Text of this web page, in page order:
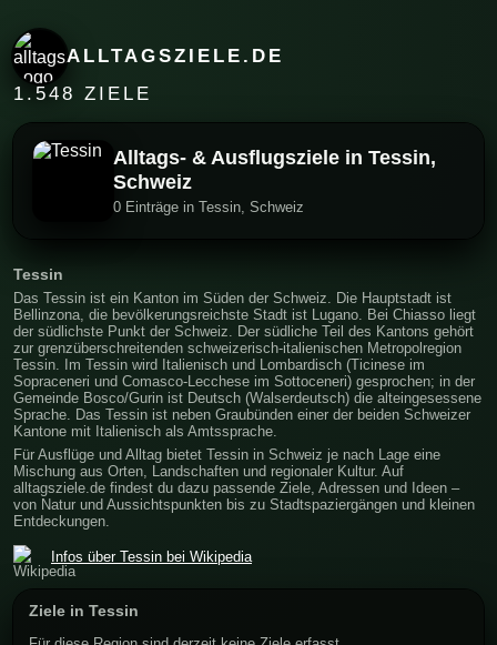
ALLTAGSZIELE.DE
1.548 ZIELE
Alltags- & Ausflugsziele in Tessin,
Schweiz
0 Einträge in Tessin, Schweiz
Tessin
Das Tessin ist ein Kanton im Süden der Schweiz. Die Hauptstadt ist
Bellinzona, die bevölkerungsreichste Stadt ist Lugano. Bei Chiasso liegt
der südlichste Punkt der Schweiz. Der südliche Teil des Kantons gehört
zur grenzüberschreitenden schweizerisch-italienischen Metropolregion
Tessin. Im Tessin wird Italienisch und Lombardisch (Ticinese im
Sopraceneri und Comasco-Lecchese im Sottoceneri) gesprochen; in der
Gemeinde Bosco/Gurin ist Deutsch (Walserdeutsch) die alteingesessene
Sprache. Das Tessin ist neben Graubünden einer der beiden Schweizer
Kantone mit Italienisch als Amtssprache.
Für Ausflüge und Alltag bietet Tessin in Schweiz je nach Lage eine
Mischung aus Orten, Landschaften und regionaler Kultur. Auf
alltagsziele.de findest du dazu passende Ziele, Adressen und Ideen –
von Natur und Aussichtspunkten bis zu Stadtspaziergängen und kleinen
Entdeckungen.
Infos über Tessin bei Wikipedia
Ziele in Tessin